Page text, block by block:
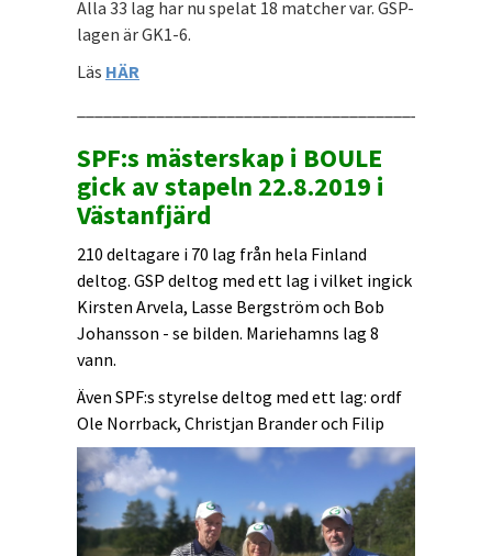
Alla 33 lag har nu spelat 18 matcher var. GSP-
lagen är GK1-6.
Läs HÄR
SPF:s mästerskap i BOULE
gick av stapeln 22.8.2019 i
Västanfjärd
210 deltagare i 70 lag från hela Finland
deltog. GSP deltog med ett lag i vilket ingick
Kirsten Arvela, Lasse Bergström och Bob
Johansson - se bilden. Mariehamns lag 8
vann.
Även SPF:s styrelse deltog med ett lag: ordf
Ole Norrback, Christjan Brander och Filip